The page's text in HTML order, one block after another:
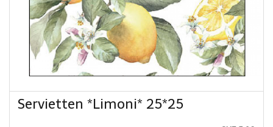
Servietten *Limoni* 25*25